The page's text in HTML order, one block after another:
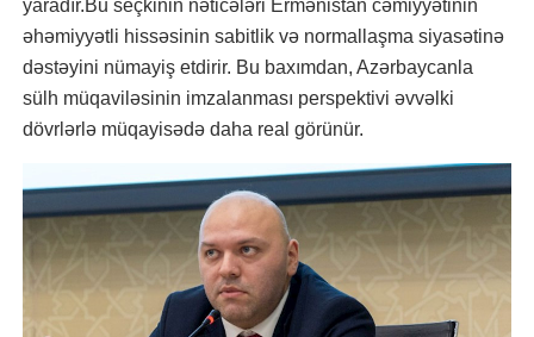
yaradır.Bu seçkinin nəticələri Ermənistan cəmiyyətinin
əhəmiyyətli hissəsinin sabitlik və normallaşma siyasətinə
dəstəyini nümayiş etdirir. Bu baxımdan, Azərbaycanla
sülh müqaviləsinin imzalanması perspektivi əvvəlki
dövrlərlə müqayisədə daha real görünür.